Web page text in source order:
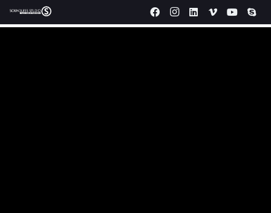
Produzioni video aziendali Venaria.